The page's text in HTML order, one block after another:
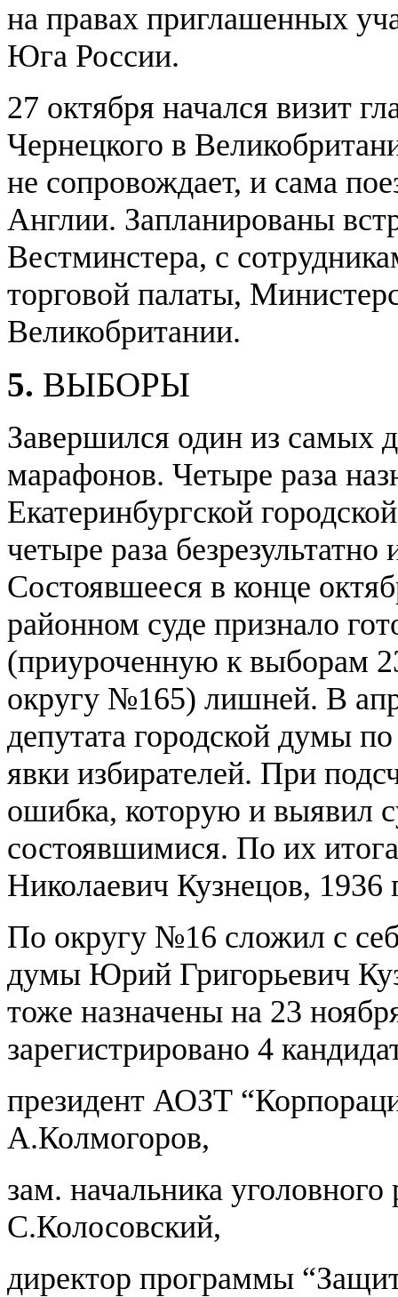
на правах приглашенных
Юга России.
27 октября начался визит
Чернецкого в
не сопровождает, и сама
Англии. Запланированы
Вестминстера, с
торговой палаты,
Великобритании.
5. ВЫБОРЫ
Завершился один из самых
марафонов. Четыре раза
Екатеринбургской
четыре раза
Состоявшееся в конце
районном суде признало
(приуроченную к выборам
округу №165) лишней. В
депутата городской думы
явки избирателей. При
ошибка, которую и выявил
состоявшимися. По их
Николаевич Кузнецов, 1936
По округу №16 сложил с
думы Юрий Григорьевич
тоже назначены на 23
зарегистрировано 4
президент АОЗТ
А.Колмогоров,
зам. начальника
С.Колосовский,
директор программы